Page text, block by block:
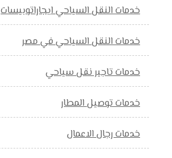
خدمات النقل السياحي ايجاراتوبيسات
خدمات النقل السياحي في مصر
خدمات تاجير نقل سياحي
خدمات توصيل المطار
خدمات رجال الاعمال